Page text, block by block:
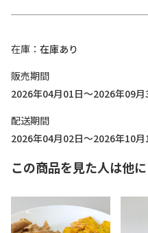
在庫
在庫あり
販売期間
2026年04月01日～2026年09月
配送期間
2026年04月02日～2026年10月
この商品を見た人は他